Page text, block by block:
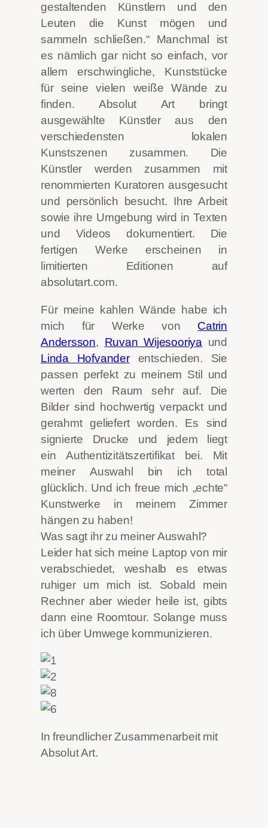
gestaltenden Künstlern und den
Leuten die Kunst mögen und
sammeln schließen.“ Manchmal ist
es nämlich gar nicht so einfach, vor
allem erschwingliche, Kunststücke
für seine vielen weiße Wände zu
finden. Absolut Art bringt
ausgewählte Künstler aus den
verschiedensten lokalen
Kunstszenen zusammen. Die
Künstler werden zusammen mit
renommierten Kuratoren ausgesucht
und persönlich besucht. Ihre Arbeit
sowie ihre Umgebung wird in Texten
und Videos dokumentiert. Die
fertigen Werke erscheinen in
limitierten Editionen auf
absolutart.com.
Für meine kahlen Wände habe ich
mich für Werke von Catrin
Andersson, Ruvan Wijesooriya und
Linda Hofvanderentschieden. Sie
passen perfekt zu meinem Stil und
werten den Raum sehr auf. Die
Bilder sind hochwertig verpackt und
gerahmt geliefert worden. Es sind
signierte Drucke und jedem liegt
ein Authentizitätszertifikat bei. Mit
meiner Auswahl bin ich total
glücklich. Und ich freue mich „echte“
Kunstwerke in meinem Zimmer
hängen zu haben!
Was sagt ihr zu meiner Auswahl?
Leider hat sich meine Laptop von mir
verabschiedet, weshalb es etwas
ruhiger um mich ist. Sobald mein
Rechner aber wieder heile ist, gibts
dann eine Roomtour. Solange muss
ich über Umwege kommunizieren.
In freundlicher Zusammenarbeit mit
Absolut Art.